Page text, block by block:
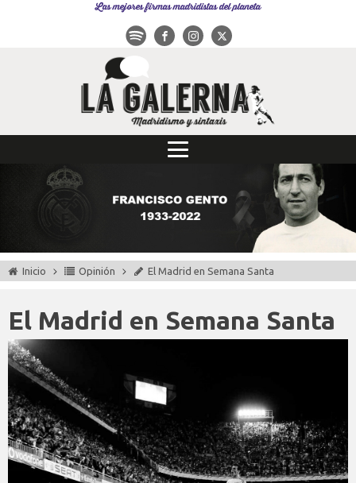
Las mejores firmas madridistas del planeta
Inicio Opinión El Madrid en Semana Santa
El Madrid en Semana Santa